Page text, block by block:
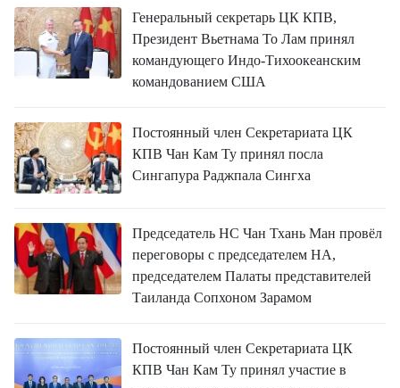
Генеральный секретарь ЦК КПВ,
Президент Вьетнама То Лам принял
командующего Индо-Тихоокеанским
командованием США
Постоянный член Секретариата ЦК
КПВ Чан Кам Ту принял посла
Сингапура Раджпала Сингха
Председатель НС Чан Тхань Ман провёл
переговоры с председателем НА,
председателем Палаты представителей
Таиланда Сопхоном Зарамом
Постоянный член Секретариата ЦК
КПВ Чан Кам Ту принял участие в